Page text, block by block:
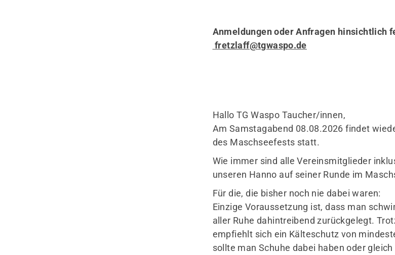
Anmeldungen oder Anfragen hinsichtlich
fretzlaff@tgwaspo.de
Hallo TG Waspo Taucher/innen,
Am Samstagabend 08.08.2026 findet
des Maschseefests statt.
Wie immer sind alle Vereinsmitglieder
unseren Hanno auf seiner Runde im
Für die, die bisher noch nie dabei waren:
Einzige Voraussetzung ist, dass man
aller Ruhe dahintreibend zurückgelegt.
empfiehlt sich ein Kälteschutz von
sollte man Schuhe dabei haben oder